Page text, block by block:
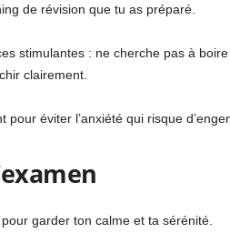
de révision que tu as préparé.
stimulantes : ne cherche pas à
clairement.
pour éviter l’anxiété qui risque
garder ton calme et ta sérénité.